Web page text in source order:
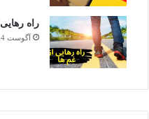
راه
آگوست 4, 2021